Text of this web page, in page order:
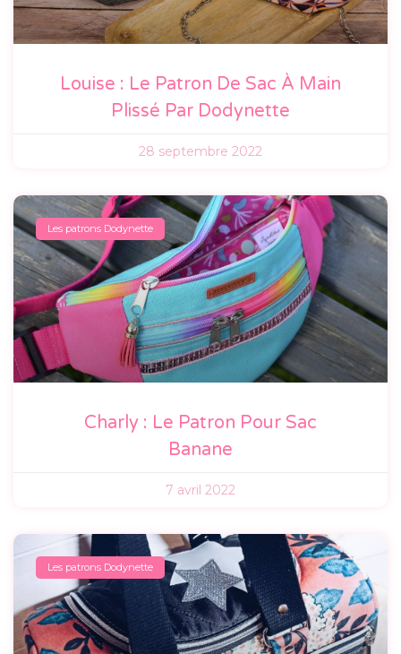
Louise : Le Patron De Sac À Main
Plissé Par Dodynette
28 septembre 2022
Les patrons Dodynette
Charly : Le Patron Pour Sac
Banane
7 avril 2022
Les patrons Dodynette